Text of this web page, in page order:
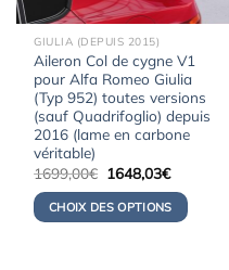
GIULIA (DEPUIS 2015)
Aileron Col de cygne V1
pour Alfa Romeo Giulia
(Typ 952) toutes versions
(sauf Quadrifoglio) depuis
2016 (lame en carbone
véritable)
1699,00€ Le
prix
initial
était :
1699,00€.
1648,03€Le
actuel
est :
1648,03€.
CHOIX DES OPTIONS